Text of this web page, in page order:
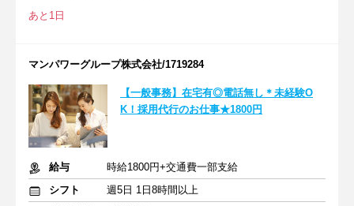
あと1日
マンパワーグループ株式会社/1719284
【一般事務】在宅有◎電話無し＊未経験O
K！採用代行のお仕事★1800円
給与
時給1800円+交通費一部支給
シフト
週5日 1日8時間以上